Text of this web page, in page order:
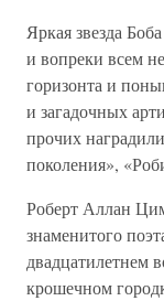
Яркая звезда
и вопреки всем
горизонта и
и загадочных
прочих
поколения»,
Роберт Аллан
знаменитого
двадцатилетнем
крошечном